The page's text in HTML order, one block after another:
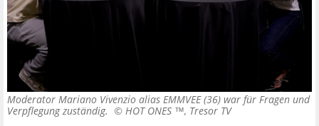
Moderator Mariano Vivenzio alias EMMVEE (36) war für Fragen und
Verpflegung zuständig. © HOT ONES ™, Tresor TV